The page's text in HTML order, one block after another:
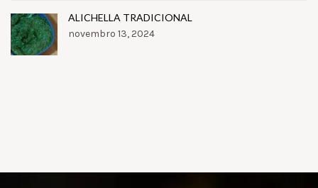
ALICHELLA TRADICIONAL
novembro 13, 2024